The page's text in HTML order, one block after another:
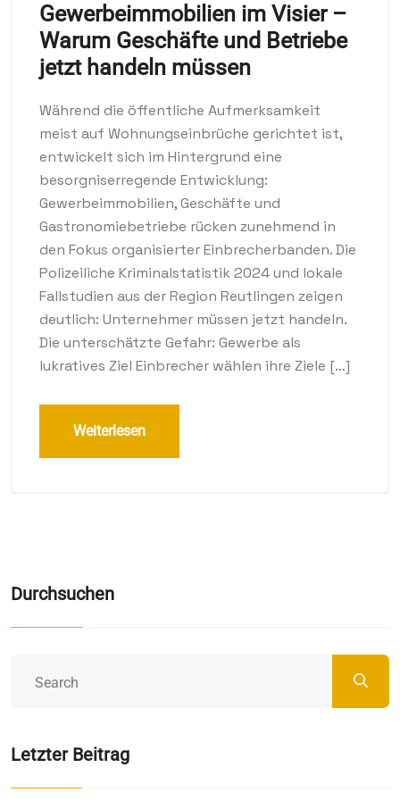
Gewerbeimmobilien im Visier –
Warum Geschäfte und Betriebe
jetzt handeln müssen
Während die öffentliche Aufmerksamkeit
meist auf Wohnungseinbrüche gerichtet ist,
entwickelt sich im Hintergrund eine
besorgniserregende Entwicklung:
Gewerbeimmobilien, Geschäfte und
Gastronomiebetriebe rücken zunehmend in
den Fokus organisierter Einbrecherbanden. Die
Polizeiliche Kriminalstatistik 2024 und lokale
Fallstudien aus der Region Reutlingen zeigen
deutlich: Unternehmer müssen jetzt handeln.
Die unterschätzte Gefahr: Gewerbe als
lukratives Ziel Einbrecher wählen ihre Ziele […]
Weiterlesen
Durchsuchen
Letzter Beitrag